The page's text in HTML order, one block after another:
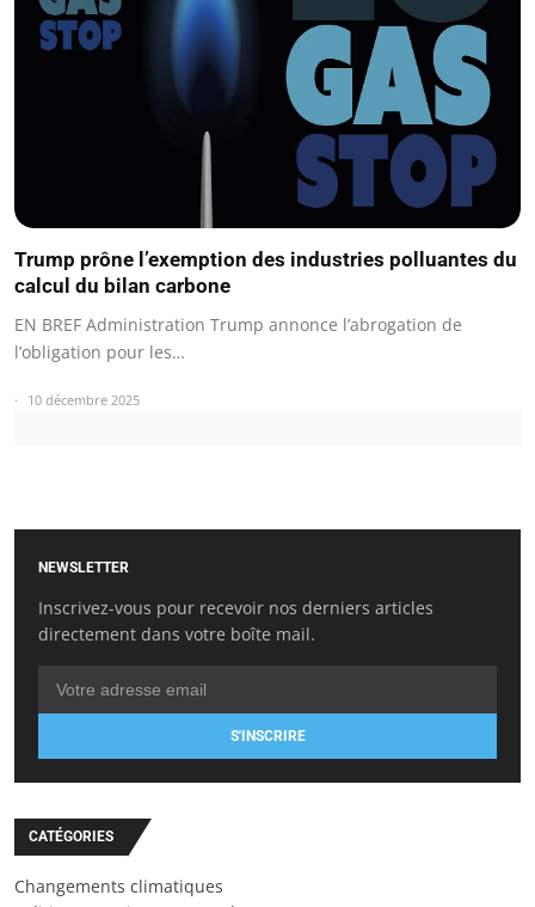
Trump prône l’exemption des industries polluantes du
calcul du bilan carbone
EN BREF Administration Trump annonce l’abrogation de
l’obligation pour les…
10 décembre 2025
NEWSLETTER
Inscrivez-vous pour recevoir nos derniers articles
directement dans votre boîte mail.
S'INSCRIRE
CATÉGORIES
Changements climatiques